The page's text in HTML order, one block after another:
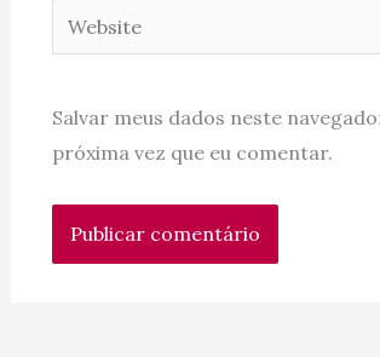
Website
Salvar meus dados neste
próxima vez que eu comentar.